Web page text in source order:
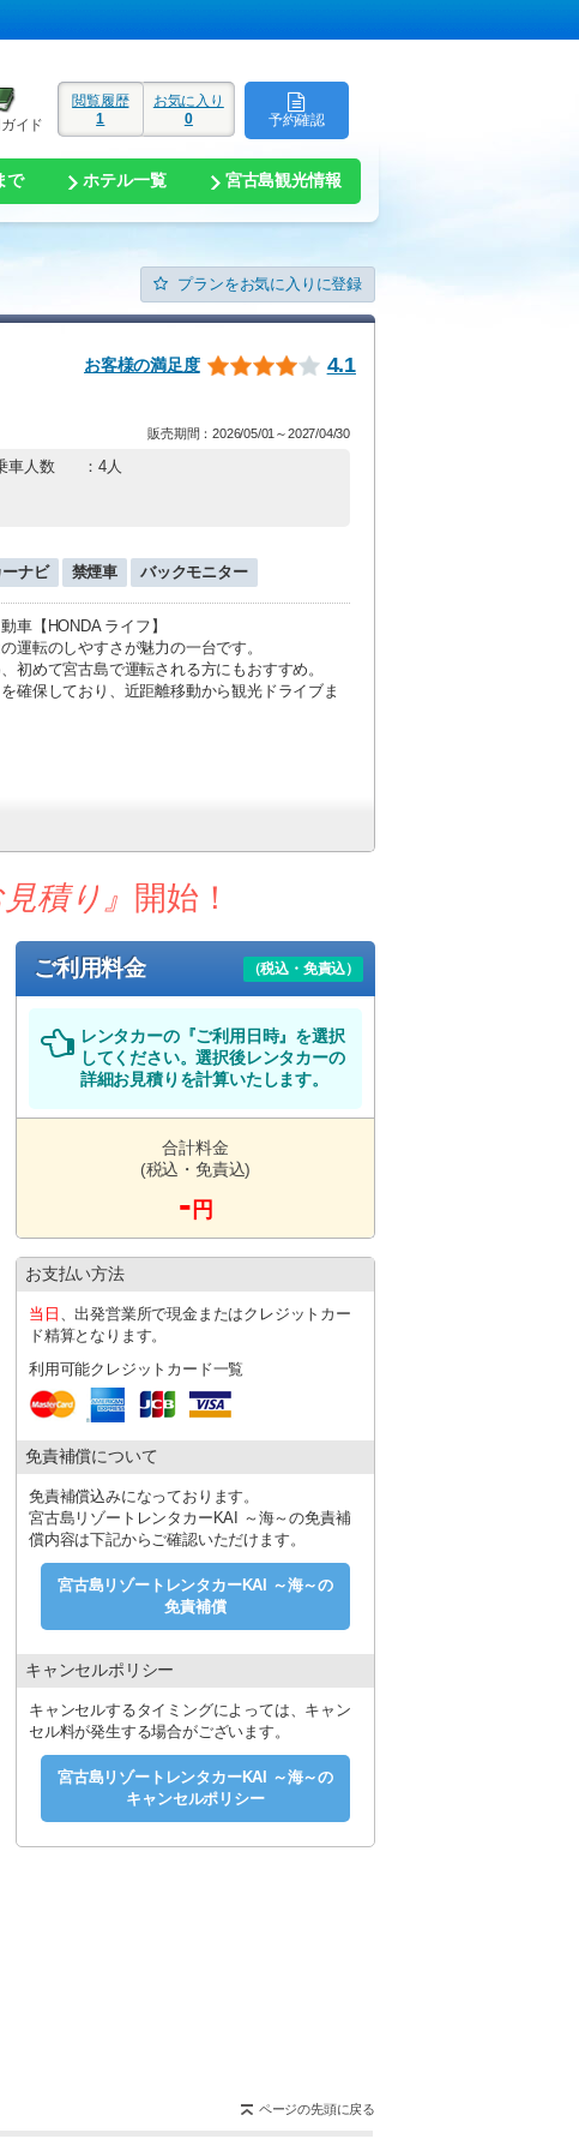
予約確認
閲覧履歴
1
お気に入り
0
イド
で ホテル一覧 宮古島観光情報
プランをお気に入りに登録
お客様の満足度 4.1
販売期間：2026/05/01～2027/04/30
車人数
：4人
ーナビ 禁煙車 バックモニター
車【HONDA ライフ】
運転のしやすさが魅力の一台です。
初めて宮古島で運転される方にもおすすめ。
確保しており、近距離移動から観光ドライブま
各ホテルへの 無料送迎サービスやスーツケースの無
ついても、お気軽にお問い合わせください。
積り』 開始！
ご利用料金 （税込・免責込）
レンタカーの『ご利用日時』を選択
してください。選択後レンタカーの
詳細お見積りを計算いたします。
合計料金
(税込・免責込)
- 円
お支払い方法
当日 、出発営業所で現金またはクレジットカー
ド精算となります。
利用可能クレジットカード一覧
免責補償について
免責補償込みになっております。
宮古島リゾートレンタカーKAI ～海～の免責補
償内容は下記からご確認いただけます。
宮古島リゾートレンタカーKAI ～海～の
免責補償
キャンセルポリシー
キャンセルするタイミングによっては、キャン
セル料が発生する場合がございます。
宮古島リゾートレンタカーKAI ～海～の
キャンセルポリシー
ページの先頭に戻る